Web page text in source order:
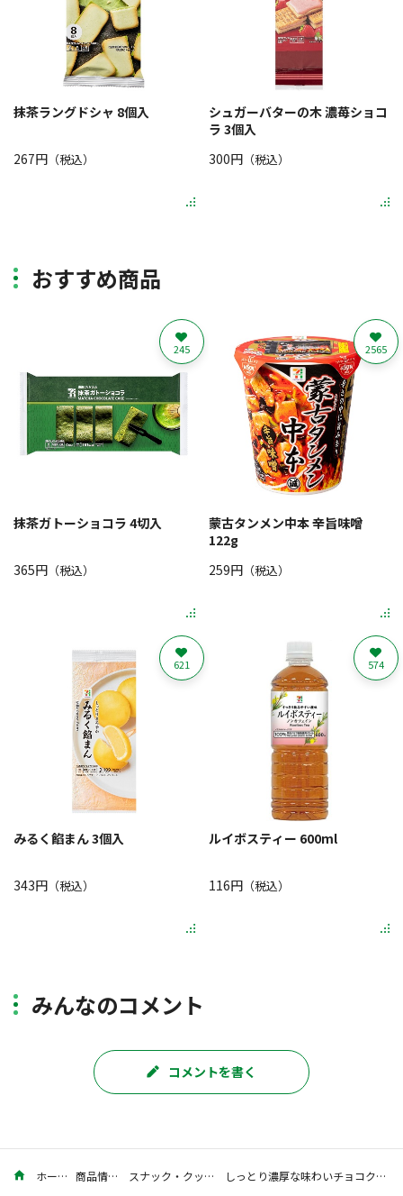
抹茶ラングドシャ 8個入
267円 （税込）
シュガーバターの木 濃苺ショコ
ラ 3個入
300円（税込）
おすすめ商品
抹茶ガトーショコラ 4切入
365円 （税込）
245
蒙古タンメン中本 辛旨味噌
122g
259円（税込）
2565
みるく餡まん 3個入
343円 （税込）
621
ルイボスティー 600ml
116円（税込）
574
みんなのコメント
コメントを書く
ホーム 商品情報 スナック・クッキー しっとり濃厚な味わいチョコクッキー 42g